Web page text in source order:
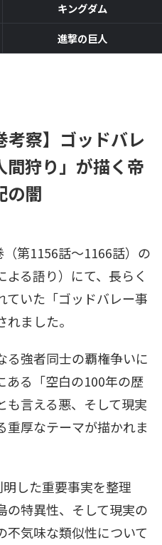
キングダム
進撃の巨人
考察】ゴッドバレ
間狩り」が描く帝
の闇
（第1156話〜1166話）の
る語り）にて、長らく
ていた「ゴッドバレー事
ました。
る強者同士の覇権争いに
ある「空白の100年の歴
も言える悪、そして現実
重厚なテーマが描かれま
した重要事実を整理
の特異性、そして現実の
不気味な類似性について